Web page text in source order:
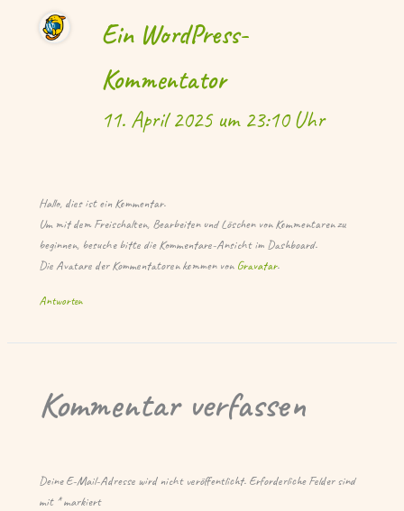
Ein WordPress-
Kommentator
11. April 2025 um 23:10 Uhr
Hallo, dies ist ein Kommentar.
Um mit dem Freischalten, Bearbeiten und Löschen von Kommentaren zu
beginnen, besuche bitte die Kommentare-Ansicht im Dashboard.
Die Avatare der Kommentatoren kommen von Gravatar.
Antworten
Kommentar verfassen
Deine E-Mail-Adresse wird nicht veröffentlicht. Erforderliche Felder sind
mit *markiert